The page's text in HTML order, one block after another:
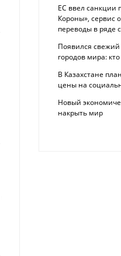
ЕС ввел санкции
Короны», сервис
переводы в ряде
Появился
городов мира:
В Казахстане
цены на
Новый
накрыть мир